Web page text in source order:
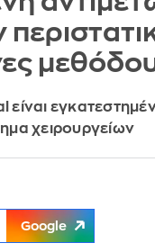
χειρουργείων
Google